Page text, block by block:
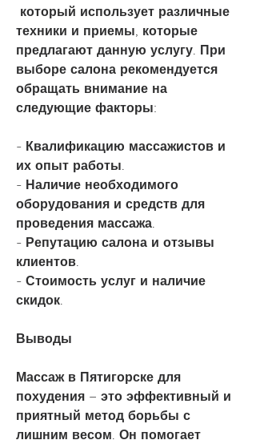
техники и приемы, которые
предлагают данную услугу. При
выборе салона рекомендуется
обращать внимание на
следующие факторы:
- Квалификацию массажистов и
их опыт работы.
- Наличие необходимого
оборудования и средств для
проведения массажа.
- Репутацию салона и отзывы
клиентов.
- Стоимость услуг и наличие
скидок.
Выводы
Массаж в Пятигорске для
похудения – это эффективный и
приятный метод борьбы с
лишним весом. Он помогает